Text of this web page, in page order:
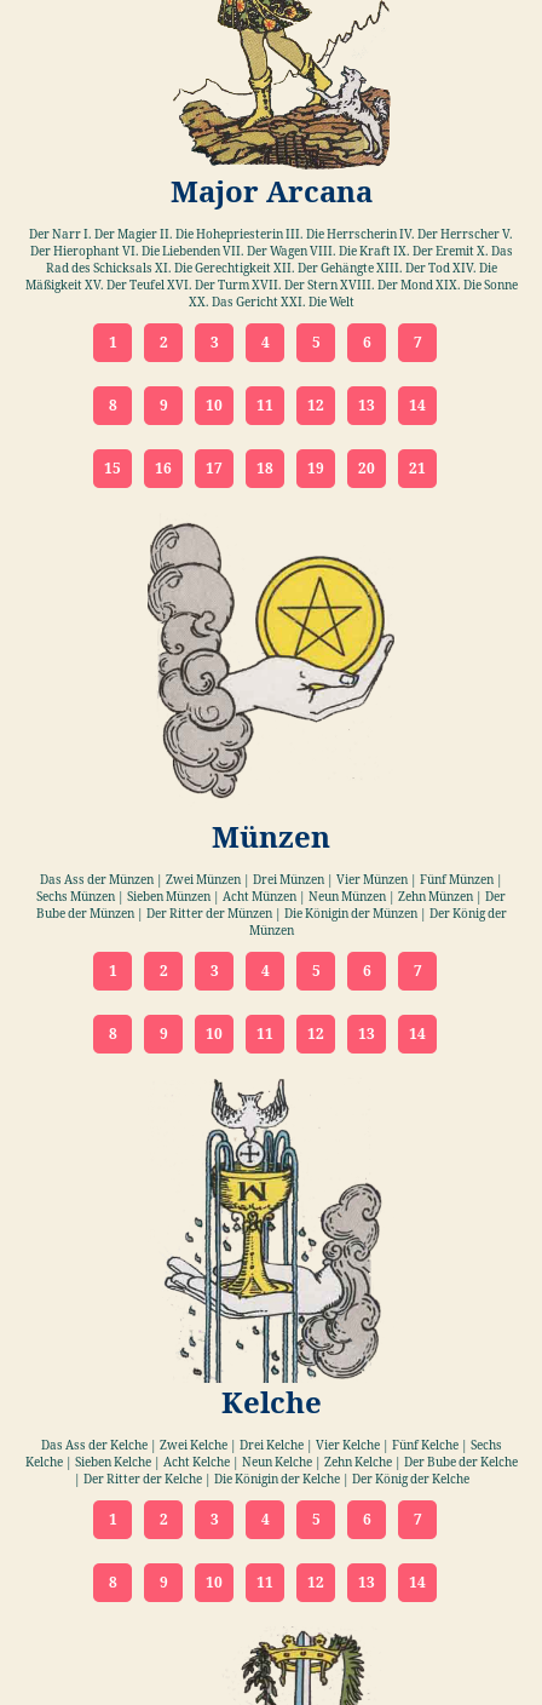
Major Arcana
Der Narr I. Der Magier II. Die Hohepriesterin III. Die Herrscherin IV. Der Herrscher V.
Der Hierophant VI. Die Liebenden VII. Der Wagen VIII. Die Kraft IX. Der Eremit X. Das
Rad des Schicksals XI. Die Gerechtigkeit XII. Der Gehängte XIII. Der Tod XIV. Die
Mäßigkeit XV. Der Teufel XVI. Der Turm XVII. Der Stern XVIII. Der Mond XIX. Die Sonne
XX. Das Gericht XXI. Die Welt
1 2 3 4 5 6 7
8 9 10 11 12 13 14
15 16 17 18 19 20 21
Münzen
Das Ass der Münzen | Zwei Münzen | Drei Münzen | Vier Münzen | Fünf Münzen |
Sechs Münzen | Sieben Münzen | Acht Münzen | Neun Münzen | Zehn Münzen | Der
Bube der Münzen | Der Ritter der Münzen | Die Königin der Münzen | Der König der
Münzen
1 2 3 4 5 6 7
8 9 10 11 12 13 14
Kelche
Das Ass der Kelche | Zwei Kelche | Drei Kelche | Vier Kelche | Fünf Kelche | Sechs
Kelche | Sieben Kelche | Acht Kelche | Neun Kelche | Zehn Kelche | Der Bube der Kelche
| Der Ritter der Kelche | Die Königin der Kelche | Der König der Kelche
1 2 3 4 5 6 7
8 9 10 11 12 13 14